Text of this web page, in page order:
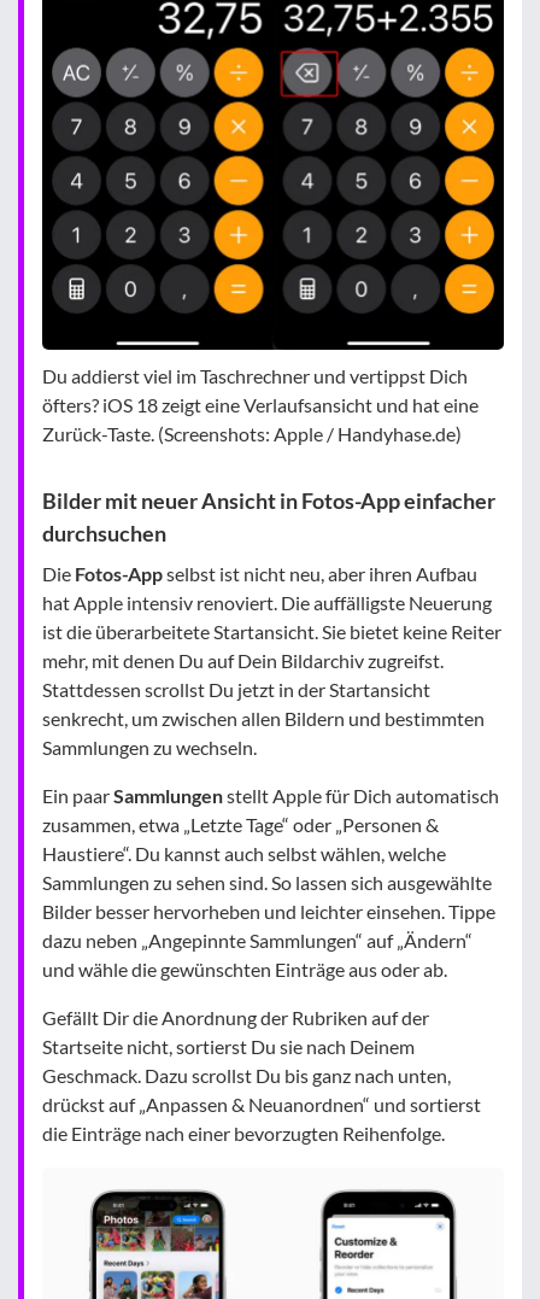
Du addierst viel im Taschrechner und vertippst Dich
öfters? iOS 18 zeigt eine Verlaufsansicht und hat eine
Zurück-Taste. (Screenshots: Apple / Handyhase.de)
Bilder mit neuer Ansicht in Fotos-App einfacher
durchsuchen
Die Fotos-Appselbst ist nicht neu, aber ihren Aufbau
hat Apple intensiv renoviert. Die auffälligste Neuerung
ist die überarbeitete Startansicht. Sie bietet keine Reiter
mehr, mit denen Du auf Dein Bildarchiv zugreifst.
Stattdessen scrollst Du jetzt in der Startansicht
senkrecht, um zwischen allen Bildern und bestimmten
Sammlungen zu wechseln.
Ein paarSammlungenstellt Apple für Dich automatisch
zusammen, etwa „Letzte Tage“ oder „Personen &
Haustiere“. Du kannst auch selbst wählen, welche
Sammlungen zu sehen sind. So lassen sich ausgewählte
Bilder besser hervorheben und leichter einsehen. Tippe
dazu neben „Angepinnte Sammlungen“ auf „Ändern“
und wähle die gewünschten Einträge aus oder ab.
Gefällt Dir die Anordnung der Rubriken auf der
Startseite nicht, sortierst Du sie nach Deinem
Geschmack. Dazu scrollst Du bis ganz nach unten,
drückst auf „Anpassen & Neuanordnen“ und sortierst
die Einträge nach einer bevorzugten Reihenfolge.